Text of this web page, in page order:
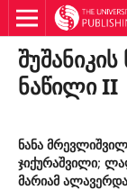
ნაწილი II
ნანა
ჯიქურაშვილი;
მარიამ